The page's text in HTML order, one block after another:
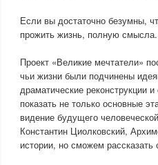
Если вы достаточно безумны,
прожить жизнь, полную смысла.
Проект «Великие мечтатели»
чьи жизни были подчинены
драматические реконструкции
показать не только основные
видение будущего
Константин Циолковский,
истории, но сможем